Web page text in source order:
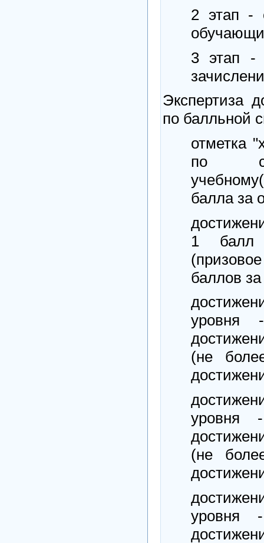
2 этап -
3 этап -
Экспертиза
по балльной
отметка
по
балла за
1 балл
баллов
(не
(не